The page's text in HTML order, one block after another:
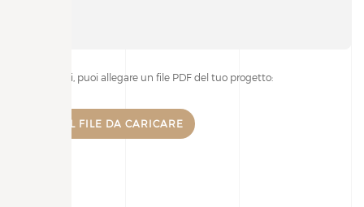
Se lo desideri, puoi allegare un file PDF del tuo progetto: